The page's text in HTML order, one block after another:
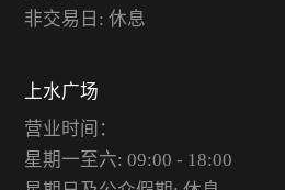
非交易日: 休息
上水广场
营业时间：
星期一至六: 09:00 - 18:00